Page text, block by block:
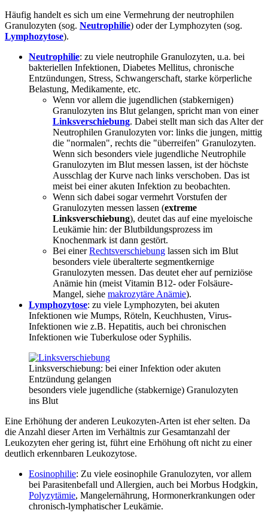
Häufig handelt es sich um eine Vermehrung der neutrophilen
Granulozyten (sog. Neutrophilie) oder der Lymphozyten (sog.
Lymphozytose).
Neutrophilie: zu viele neutrophile Granulozyten, u.a. bei
bakteriellen Infektionen, Diabetes Mellitus, chronische
Entzündungen, Stress, Schwangerschaft, starke körperliche
Belastung, Medikamente, etc.
Wenn vor allem die jugendlichen (stabkernigen)
Granulozyten ins Blut gelangen, spricht man von einer
Linksverschiebung. Dabei stellt man sich das Alter der
Neutrophilen Granulozyten vor: links die jungen, mittig
die "normalen", rechts die "überreifen" Granulozyten.
Wenn sich besonders viele jugendliche Neutrophile
Granulozyten im Blut messen lassen, ist der höchste
Ausschlag der Kurve nach links verschoben. Das ist
meist bei einer akuten Infektion zu beobachten.
Wenn sich dabei sogar vermehrt Vorstufen der
Granulozyten messen lassen (extreme
Linksverschiebung), deutet das auf eine myeloische
Leukämie hin: der Blutbildungsprozess im
Knochenmark ist dann gestört.
Bei einerRechtsverschiebung lassen sich im Blut
besonders viele überalterte segmentkernige
Granulozyten messen. Das deutet eher auf perniziöse
Anämie hin (meist Vitamin B12- oder Folsäure-
Mangel, siehe makrozytäre Anämie).
Lymphozytose: zu viele Lymphozyten, bei akuten
Infektionen wie Mumps, Röteln, Keuchhusten, Virus-
Infektionen wie z.B. Hepatitis, auch bei chronischen
Infektionen wie Tuberkulose oder Syphilis.
Linksverschiebung: bei einer Infektion oder akuten
Entzündung gelangen
besonders viele jugendliche (stabkernige) Granulozyten
ins Blut
Eine Erhöhung der anderen Leukozyten-Arten ist eher selten. Da
die Anzahl dieser Arten im Verhältnis zur Gesamtanzahl der
Leukozyten eher gering ist, führt eine Erhöhung oft nicht zu einer
deutlich erkennbaren Leukozytose.
Eosinophilie: Zu viele eosinophile Granulozyten, vor allem
bei Parasitenbefall und Allergien, auch bei Morbus Hodgkin,
Polyzytämie, Mangelernährung, Hormonerkrankungen oder
chronisch-lymphatischer Leukämie.